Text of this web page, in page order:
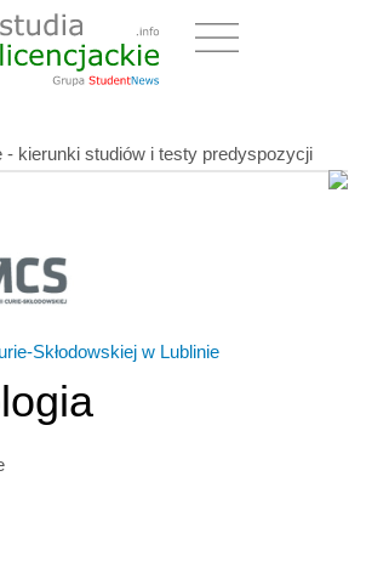
- kierunki studiów i testy predyspozycji
Skłodowskiej w Lublinie